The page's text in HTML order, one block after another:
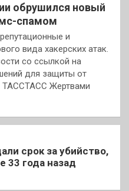
обрушился новый
спамом
и
вида хакерских атак.
со ссылкой на
для защиты от
ТАССТАСС Жертвами
срок за убийство,
33 года назад